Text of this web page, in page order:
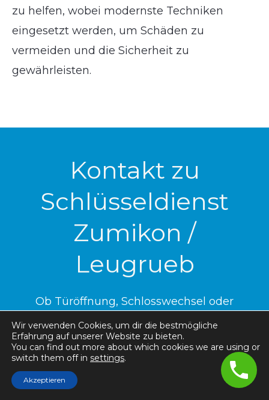
zu helfen, wobei modernste Techniken
eingesetzt werden, um Schäden zu
vermeiden und die Sicherheit zu
gewährleisten.
Kontakt zu
Schlüsseldienst
Zumikon /
Leugrueb
Ob Türöffnung, Schlosswechsel oder
Sicherheitsberatung – der Schlüsseldienst
Zumikon / Leugrueb ist rund um die Uhr für
Sie da. Sie erreichen uns schnell und
unkompliziert – telefonisch
Wir verwenden Cookies, um dir die bestmögliche
Erfahrung auf unserer Website zu bieten.
You can find out more about which cookies we are using or
switch them off in settings.
Akzeptieren